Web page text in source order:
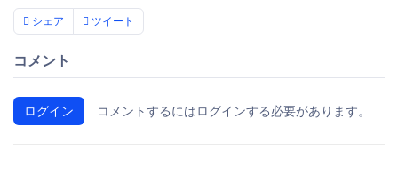
シェア ツイート
コメント
ログイン コメントするにはログインする必要があります。